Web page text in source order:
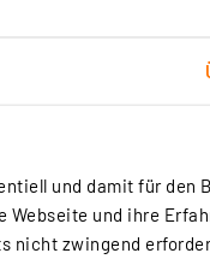
und damit für den
und ihre
nicht zwingend